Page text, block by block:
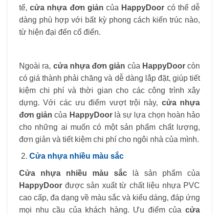
tế,cửa nhựa đơn giản của HappyDoor có thể dễ
dàng phù hợp với bất kỳ phong cách kiến trúc nào,
từ hiện đại đến cổ điển.
Ngoài ra, cửa nhựa đơn giản của HappyDoorcòn
có giá thành phải chăng và dễ dàng lắp đặt, giúp tiết
kiệm chi phí và thời gian cho các công trình xây
dựng. Với các ưu điểm vượt trội này, cửa nhựa
đơn giản của HappyDoorlà sự lựa chọn hoàn hảo
cho những ai muốn có một sản phẩm chất lượng,
đơn giản và tiết kiệm chi phí cho ngôi nhà của mình.
Cửa nhựa nhiều màu sắc
Cửa nhựa nhiều màu sắc là sản phẩm của
HappyDoor được sản xuất từ chất liệu nhựa PVC
cao cấp, đa dạng về màu sắc và kiểu dáng, đáp ứng
mọi nhu cầu của khách hàng. Ưu điểm của cửa